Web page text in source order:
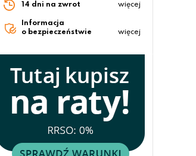
14 dni na zwrot więcej
Informacja
o bezpieczeństwie
więcej